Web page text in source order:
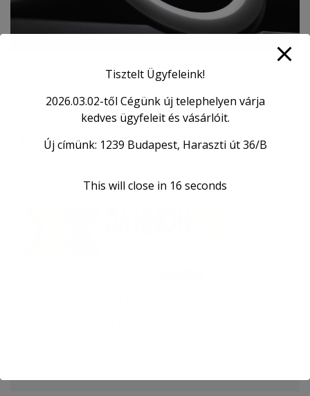
Jelenleg nincs eladó használtautónk!
ÉRDEKESSÉGEK, INFORMÁCIÓK
Tisztelt Ügyfeleink!
2026.03.02-től Cégünk új telephelyen várja
kedves ügyfeleit és vásárlóit.
Új címünk: 1239 Budapest, Haraszti út 36/B
This will close in 16 seconds